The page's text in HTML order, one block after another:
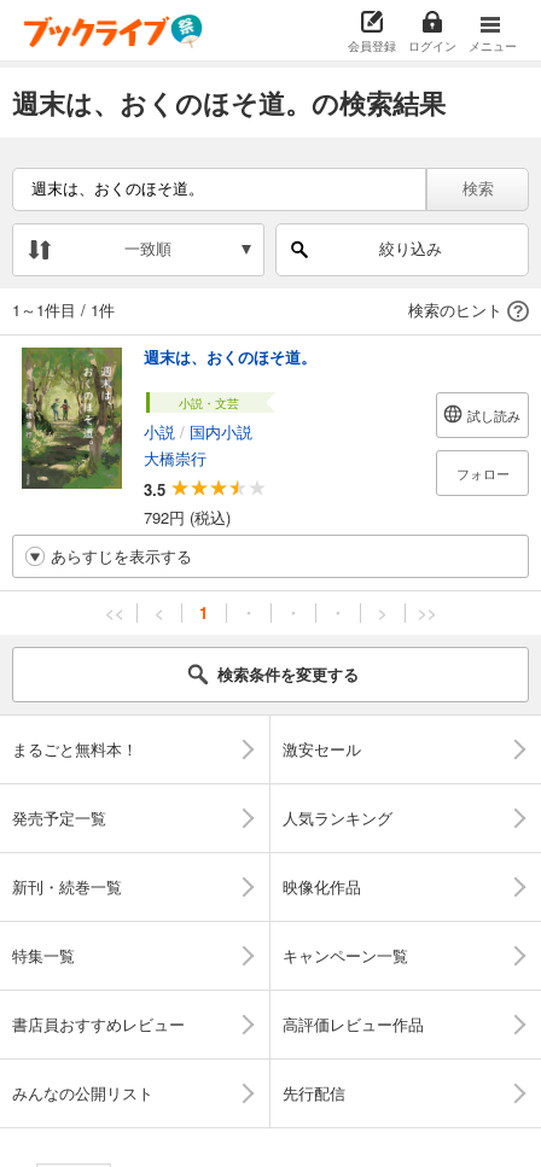
会員登録 ログイン メニュー
週末は、おくのほそ道。の検索結果
検索
一致順 絞り込み
1～1件目 / 1件 検索のヒント
週末は、おくのほそ道。
小説・文芸
小説 / 国内小説
大橋崇行
3.5
792円 (税込)
試し読み
フォロー
あらすじを表示する
<< < 1 ・ ・ ・ > >>
検索条件を変更する
まるごと無料本！ 激安セール
発売予定一覧 人気ランキング
新刊・続巻一覧 映像化作品
特集一覧 キャンペーン一覧
書店員おすすめレビュー 高評価レビュー作品
みんなの公開リスト 先行配信